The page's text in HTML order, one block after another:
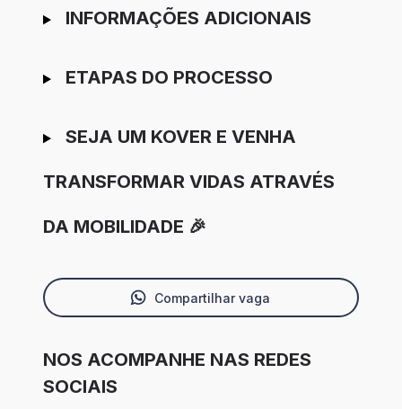
INFORMAÇÕES ADICIONAIS
ETAPAS DO PROCESSO
SEJA UM KOVER E VENHA
TRANSFORMAR VIDAS ATRAVÉS
DA MOBILIDADE 🎉
Compartilhar vaga
NOS ACOMPANHE NAS REDES
SOCIAIS